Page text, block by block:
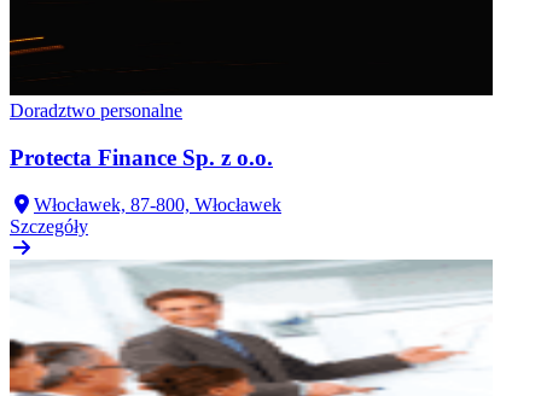
Doradztwo personalne
Protecta Finance Sp. z o.o.
Włocławek, 87-800, Włocławek
Szczegóły